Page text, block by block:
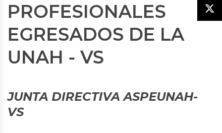
PROFESIONALES
EGRESADOS DE LA
UNAH - VS
JUNTA DIRECTIVA ASPEUNAH-
VS